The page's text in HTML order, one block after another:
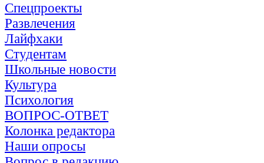
Спецпроекты
Развлечения
Лайфхаки
Студентам
Школьные новости
Культура
Психология
ВОПРОС-ОТВЕТ
Колонка редактора
Наши опросы